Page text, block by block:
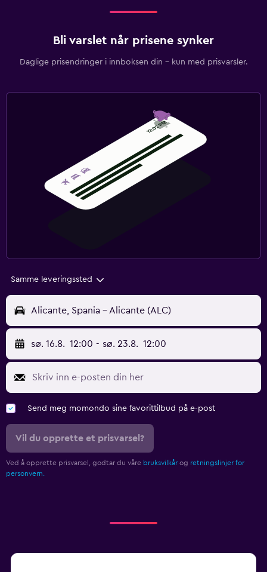
Bli varslet når prisene synker
Daglige prisendringer i innboksen din – kun med prisvarsler.
Samme leveringssted
Alicante, Spania - Alicante (ALC)
sø. 16.8. 12:00 - sø. 23.8. 12:00
Send meg momondo sine favorittilbud på e-post
Vil du opprette et prisvarsel?
Ved å opprette prisvarsel, godtar du våre bruksvilkår og retningslinjer for
personvern.